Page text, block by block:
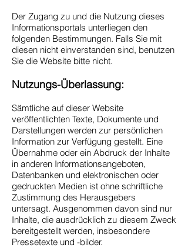
Der Zugang zu und die Nutzung dieses
Informationsportals unterliegen den
folgenden Bestimmungen. Falls Sie mit
diesen nicht einverstanden sind, benutzen
Sie die Website bitte nicht.
Nutzungs-Überlassung:
Sämtliche auf dieser Website
veröffentlichten Texte, Dokumente und
Darstellungen werden zur persönlichen
Information zur Verfügung gestellt. Eine
Übernahme oder ein Abdruck der Inhalte
in anderen Informationsangeboten,
Datenbanken und elektronischen oder
gedruckten Medien ist ohne schriftliche
Zustimmung des Herausgebers
untersagt. Ausgenommen davon sind nur
Inhalte, die ausdrücklich zu diesem Zweck
bereitgestellt werden, insbesondere
Pressetexte und -bilder.